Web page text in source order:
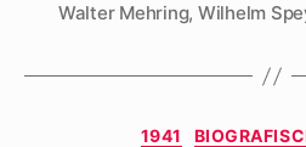
Walter Mehring, Wilhelm
1941